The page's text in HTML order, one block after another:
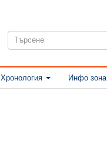
Хронология Инфо зона